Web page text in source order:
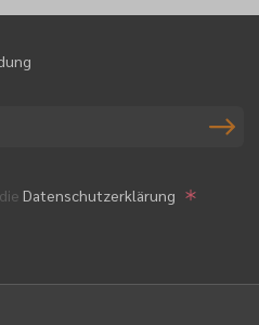
Datenschutzerklärung